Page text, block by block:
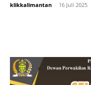
klikkalimantan - 16 Juli 2025